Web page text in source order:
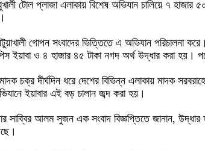
টোল প্লাজা এলাকায় বিশেষ অভিযান চালিয়ে ৭
গোপন সংবাদের ভিত্তিতে এ অভিযান পরিচালনা
ইয়াবা ও ৪ হাজার ৪৫ টাকা নগদ অর্থ উদ্ধার করা হয়।
চক্র দীর্ঘদিন ধরে দেশের বিভিন্ন এলাকায় মাদক
ইয়াবার এই বড় চালান জব্দ করা হয়।
সাব্বির আলম সুজন এক সংবাদ বিজ্ঞপ্তিতে